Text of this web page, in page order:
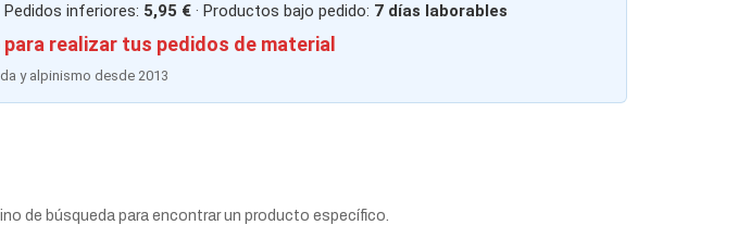
Pedidos inferiores: 5,95 €· Productos bajo pedido: 7 días laborables
realizar tus pedidos de material
y alpinismo desde 2013
de búsqueda para encontrar un producto específico.